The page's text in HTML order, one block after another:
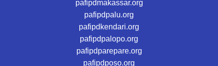
pafipdmakassar.org
pafipdpalu.org
pafipdkendari.org
pafipdpalopo.org
pafipdparepare.org
pafipdposo.org